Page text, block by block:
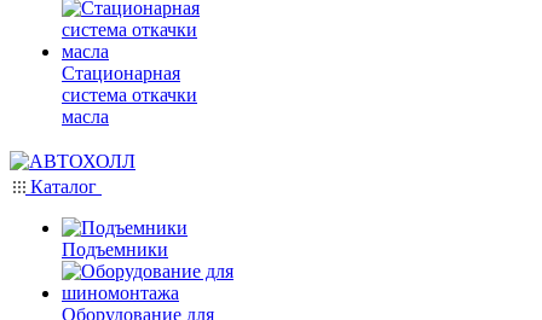
Стационарная
система откачки
масла
Каталог
Подъемники
Оборудование для